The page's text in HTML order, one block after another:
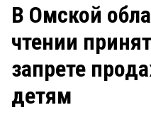
ЗАКОН
НОВОСТИ КОМПАНИЙ
В Омской
чтении
запрете
детям